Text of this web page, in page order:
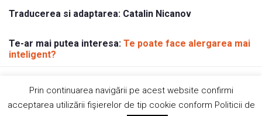
Traducerea si adaptarea: Catalin Nicanov
Te-ar mai putea interesa: Te poate face alergarea mai
inteligent?
Contact
Site de84colors
Prin continuarea navigării pe acest website confirmi
acceptarea utilizării fişierelor de tip cookie conform Politicii de